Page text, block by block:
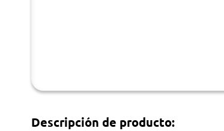
Descripción de producto: